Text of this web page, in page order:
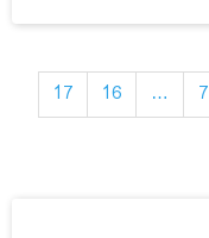
7
…
16
17